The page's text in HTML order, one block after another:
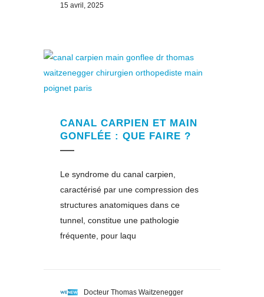
15 avril, 2025
CANAL CARPIEN ET MAIN
GONFLÉE : QUE FAIRE ?
Le syndrome du canal carpien,
caractérisé par une compression des
structures anatomiques dans ce
tunnel, constitue une pathologie
fréquente, pour laqu
Docteur Thomas Waitzenegger